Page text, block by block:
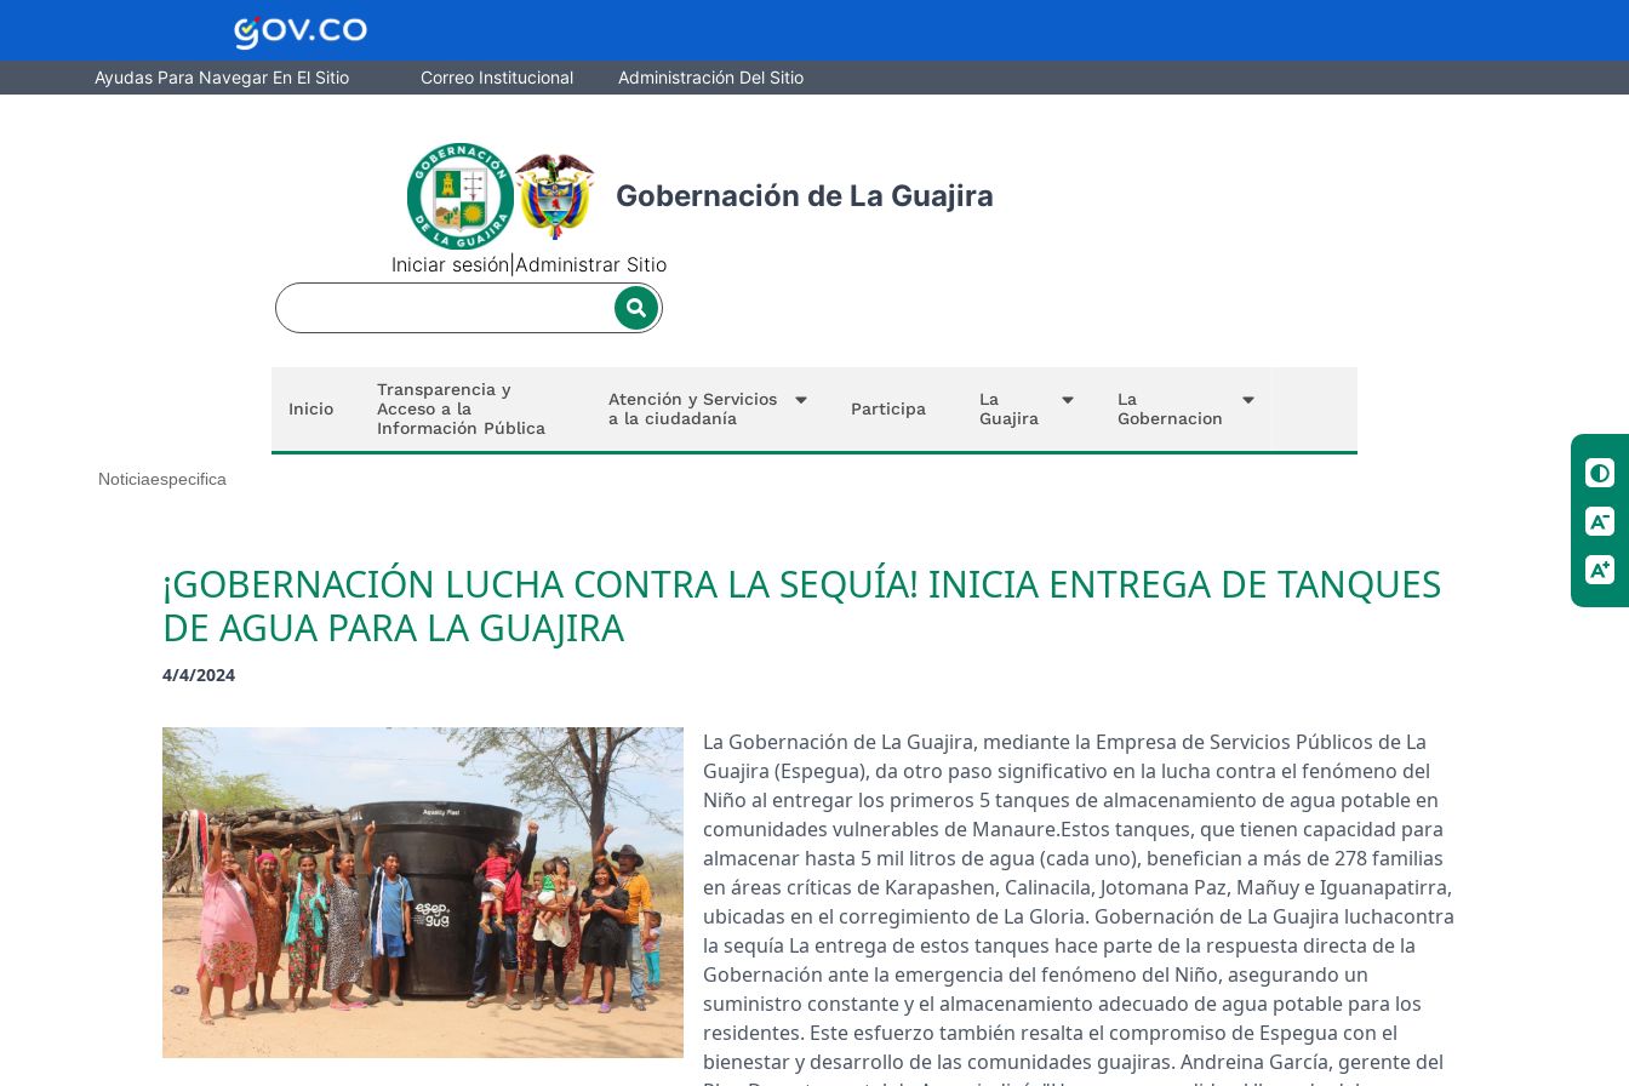
Ayudas Para Navegar En El Sitio Correo Institucional Administración Del Sitio
Gobernación de La Guajira
Iniciar sesión |Administrar Sitio
Inicio
Transparencia y
Acceso a la
Información Pública
Atención y Servicios
a la ciudadanía
Participa
La
Guajira
La
Gobernacion
Noticiaespecifica
¡GOBERNACIÓN LUCHA CONTRA LA SEQUÍA! INICIA ENTREGA DE TANQUES
DE AGUA PARA LA GUAJIRA
4/4/2024
La Gobernación de La Guajira, mediante la Empresa de Servicios Públicos de La
Guajira (Espegua), da otro paso significativo en la lucha contra el fenómeno del
Niño al entregar los primeros 5 tanques de almacenamiento de agua potable en
comunidades vulnerables de Manaure.Estos tanques, que tienen capacidad para
almacenar hasta 5 mil litros de agua (cada uno), benefician a más de 278 familias
en áreas críticas de Karapashen, Calinacila, Jotomana Paz, Mañuy e Iguanapatirra,
ubicadas en el corregimiento de La Gloria. Gobernación de La Guajira luchacontra
la sequía La entrega de estos tanques hace parte de la respuesta directa de la
Gobernación ante la emergencia del fenómeno del Niño, asegurando un
suministro constante y el almacenamiento adecuado de agua potable para los
residentes. Este esfuerzo también resalta el compromiso de Espegua con el
bienestar y desarrollo de las comunidades guajiras. Andreina García, gerente del